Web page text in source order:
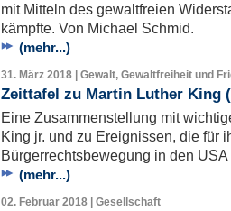
mit Mitteln des gewaltfreien
kämpfte. Von Michael Schmid.
(mehr...)
31. März 2018 | Gewalt, Gewaltfreiheit und
Zeittafel zu Martin Luther King
Eine Zusammenstellung mit
King jr. und zu Ereignissen, die für
Bürgerrechtsbewegung in den
(mehr...)
02. Februar 2018 | Gesellschaft